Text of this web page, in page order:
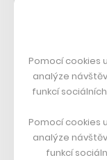
Evropský
Tesle a
výrobci
24. 7. 2023–JIŘÍ
Pomocí cookies
analýze
funkcí
Pomocí cookies
analýze
funkcí